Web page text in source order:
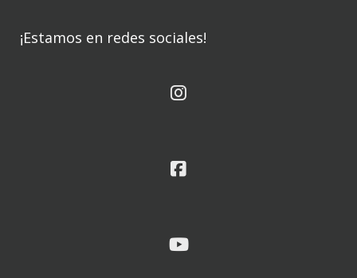
¡Estamos en redes sociales!